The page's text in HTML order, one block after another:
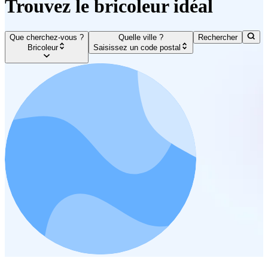
Trouvez le bricoleur idéal
Que cherchez-vous ?
Bricoleur
Quelle ville ?
Saisissez un code postal
Rechercher